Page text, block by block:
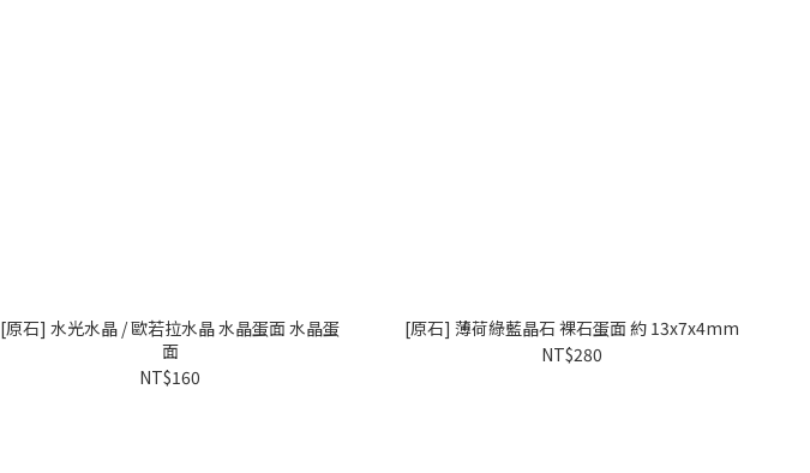
[原石] 水光水晶 / 歐若拉水晶 水晶蛋面 水晶蛋
面
NT$160
[原石] 薄荷綠藍晶石 裸石蛋面 約 13x7x4mm
NT$280